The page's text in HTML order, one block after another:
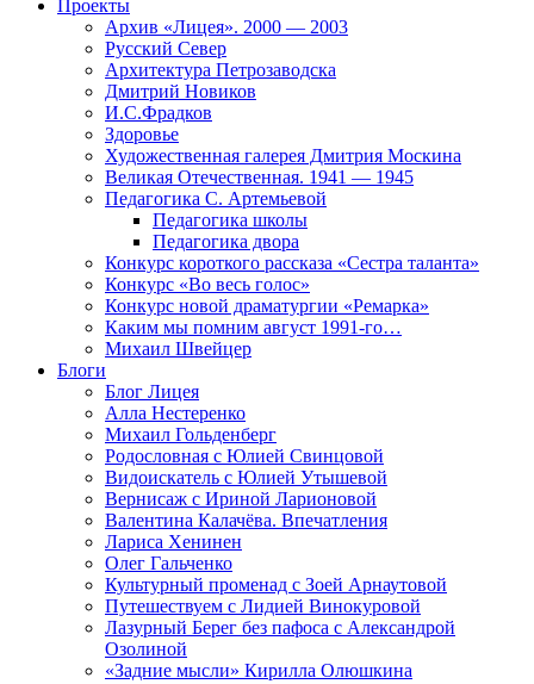
Проекты
Архив «Лицея». 2000 — 2003
Русский Север
Архитектура Петрозаводска
Дмитрий Новиков
И.С.Фрадков
Здоровье
Художественная галерея Дмитрия Москина
Великая Отечественная. 1941 — 1945
Педагогика С. Артемьевой
Педагогика школы
Педагогика двора
Конкурс короткого рассказа «Сестра таланта»
Конкурс «Во весь голос»
Конкурс новой драматургии «Ремарка»
Каким мы помним август 1991-го…
Михаил Швейцер
Блоги
Блог Лицея
Алла Нестеренко
Михаил Гольденберг
Родословная с Юлией Свинцовой
Видоискатель с Юлией Утышевой
Вернисаж с Ириной Ларионовой
Валентина Калачёва. Впечатления
Лариса Хенинен
Олег Гальченко
Культурный променад с Зоей Арнаутовой
Путешествуем с Лидией Винокуровой
Лазурный Берег без пафоса с Александрой
Озолиной
«Задние мысли» Кирилла Олюшкина